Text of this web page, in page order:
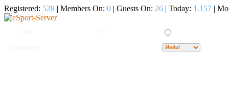
Registered: 528 | Members On: 0 | Guests On: 26 | Today: 1.157 |